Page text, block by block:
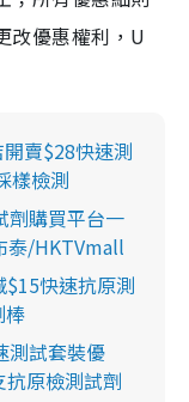
改優惠權利，U
賣$28快速測
樣檢測
劑購買平台一
泰/HKTVmall
$15快速抗原測
棒
測試套裝優
原檢測試劑